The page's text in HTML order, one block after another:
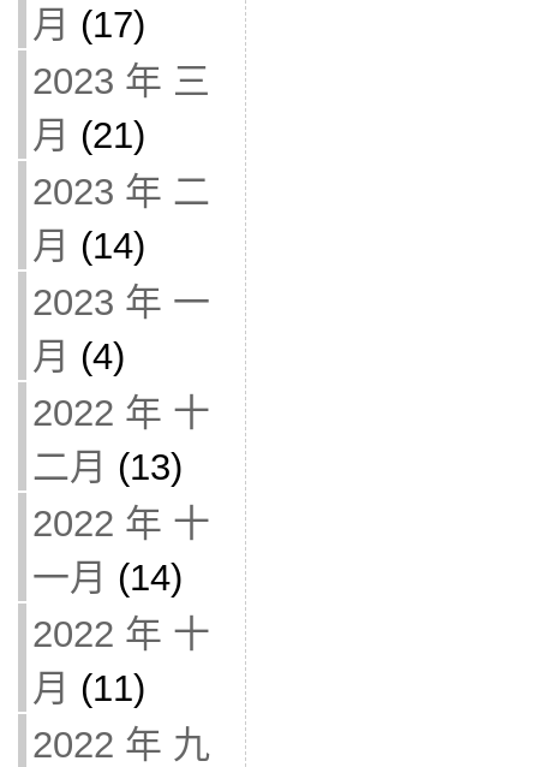
月 (17)
2023 年 三
月 (21)
2023 年 二
月 (14)
2023 年 一
月 (4)
2022 年 十
二月 (13)
2022 年 十
一月 (14)
2022 年 十
月 (11)
2022 年 九